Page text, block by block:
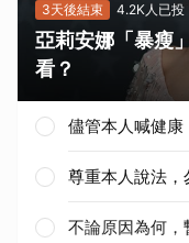
3天後結束 4.2K人已投
亞莉安娜「暴瘦
看？
儘管本人喊健
尊重本人說法，
不論原因為何
取消